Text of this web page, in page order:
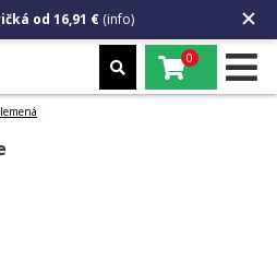
od 16,91 € (info)
0